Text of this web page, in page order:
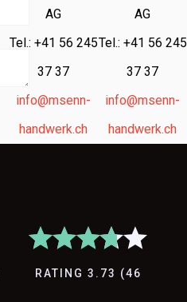
AG
Tel.: +41 56 245
37 37
info@msenn-
handwerk.ch
AG
Tel.: +41 56 245
37 37
info@msenn-
handwerk.ch
RATING 3.73 (46